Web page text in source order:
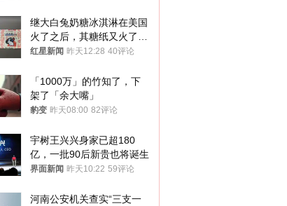
继大白兔奶糖冰淇淋在美国
火了之后，其糖纸又火了！
海外博主盛赞：平面设计经
红星新闻 昨天12:28 40评论
「1000万」的竹知了，下
架了「余大嘴」
豹变 昨天08:00 82评论
宇树王兴兴身家已超180
亿，一批90后新贵也将诞生
界面新闻 昨天10:22 59评论
河南公安机关查实“三支一